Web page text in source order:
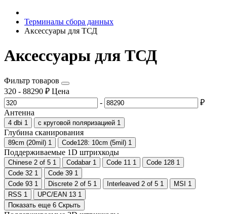
Терминалы сбора данных
Аксессуары для ТСД
Аксессуары для ТСД
Фильтр товаров
320 - 88290 ₽ Цена
-
₽
Антенна
4 dbi 1 с круговой поляризацией 1
Глубина сканирования
89cm (20mil) 1 Code128: 10cm (5mil) 1
Поддерживаемые 1D штрихкоды
Chinese 2 of 5 1 Codabar 1 Code 11 1 Code 128 1
Code 32 1 Code 39 1
Code 93 1 Discrete 2 of 5 1 Interleaved 2 of 5 1 MSI
1
RSS 1 UPC/EAN 13 1
Показать еще 6 Скрыть